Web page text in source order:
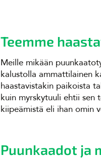
Teemme
Meille mikään
kalustolla ammattilainen
haastavistakin paikoista
kuin myrskytuuli ehtii sen
kiipeämistä eli ihan omin
Puunkaadot ja